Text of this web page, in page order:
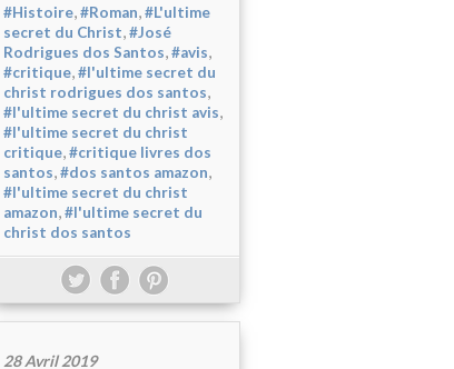
#Histoire,#Roman,#L'ultime
secret du Christ,#José
Rodrigues dos Santos,#avis,
#critique,#l'ultime secret du
christ rodrigues dos santos,
#l'ultime secret du christ avis,
#l'ultime secret du christ
critique,#critique livres dos
santos,#dos santos amazon,
#l'ultime secret du christ
amazon,#l'ultime secret du
christ dos santos
28 Avril 2019